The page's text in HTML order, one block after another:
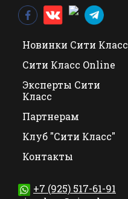
Новинки Сити Класс
Сити Класс Online
Эксперты Сити
Класс
Партнерам
Клуб "Сити Класс"
Контакты
+7 (925) 517-61-91